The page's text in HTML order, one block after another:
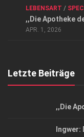
Top Magazin
LEBENSART /
,,Die Apotheke
APR. 1, 2026
Letzte Beiträge
,,Die
Ingwer: